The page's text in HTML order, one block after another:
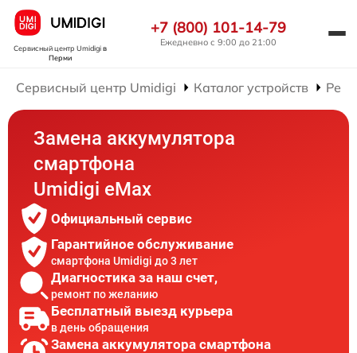
Сервисный центр Umidigiв
Перми
+7 (800) 101-14-79
Ежедневно с 9:00 до 21:00
Сервисный центр Umidigi Каталог устройств
Замена аккумулятора
смартфона
Umidigi eMax
Официальный сервис
Гарантийное обслуживание
смартфона Umidigi до 3 лет
Диагностика за наш счет,
ремонт по желанию
Бесплатный выезд курьера
в день обращения
Замена аккумулятора смартфона